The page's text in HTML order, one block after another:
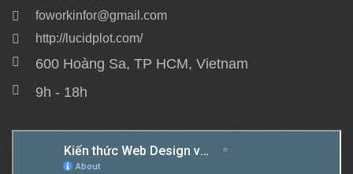
foworkinfor@gmail.com
http://lucidplot.com/
600 Hoàng Sa, TP HCM, Vietnam
9h - 18h